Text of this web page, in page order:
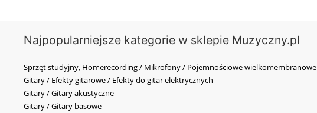
Najpopularniejsze kategorie w sklepie Muzyczny.pl
Sprzęt studyjny, Homerecording / Mikrofony / Pojemnościowe wielkomembranowe
Gitary / Efekty gitarowe / Efekty do gitar elektrycznych
Gitary / Gitary akustyczne
Gitary / Gitary basowe